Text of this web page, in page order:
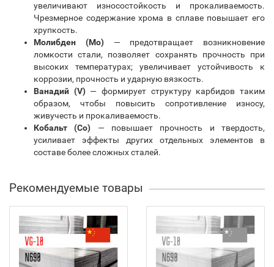
увеличивают износостойкость и прокаливаемость.
Чрезмерное содержание хрома в сплаве повышает его
хрупкость.
Молибден (Mo)— предотвращает возникновение
ломкости стали, позволяет сохранять прочность при
высоких температурах; увеличивает устойчивость к
коррозии, прочность и ударную вязкость.
Ванадий (V)— формирует структуру карбидов таким
образом, чтобы повысить сопротивление износу,
живучесть и прокаливаемость.
Кобальт (Co) — повышает прочность и твердость,
усиливает эффекты других отдельных элементов в
составе более сложных сталей.
Рекомендуемые товары